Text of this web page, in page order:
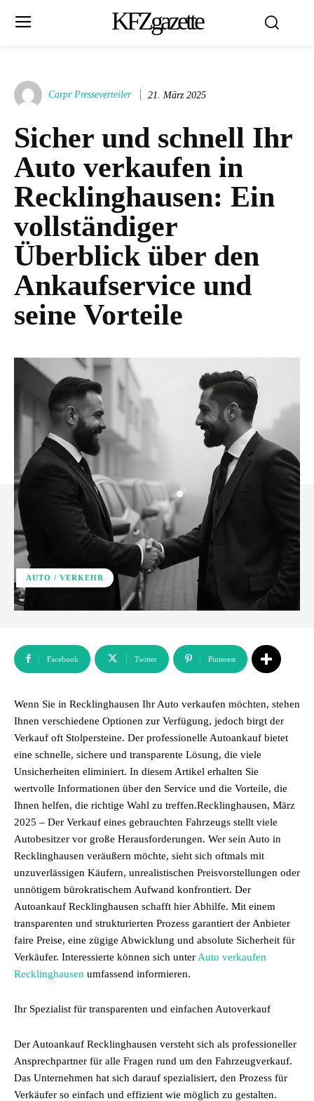
KFZgazette
Carpr Presseverteiler 21. März 2025
Sicher und schnell Ihr
Auto verkaufen in
Recklinghausen: Ein
vollständiger
Überblick über den
Ankaufservice und
seine Vorteile
AUTO / VERKEHR
Facebook Twitter Pinterest
Wenn Sie in Recklinghausen Ihr Auto verkaufen möchten, stehen
Ihnen verschiedene Optionen zur Verfügung, jedoch birgt der
Verkauf oft Stolpersteine. Der professionelle Autoankauf bietet
eine schnelle, sichere und transparente Lösung, die viele
Unsicherheiten eliminiert. In diesem Artikel erhalten Sie
wertvolle Informationen über den Service und die Vorteile, die
Ihnen helfen, die richtige Wahl zu treffen.Recklinghausen, März
2025 – Der Verkauf eines gebrauchten Fahrzeugs stellt viele
Autobesitzer vor große Herausforderungen. Wer sein Auto in
Recklinghausen veräußern möchte, sieht sich oftmals mit
unzuverlässigen Käufern, unrealistischen Preisvorstellungen oder
unnötigem bürokratischem Aufwand konfrontiert. Der
Autoankauf Recklinghausen schafft hier Abhilfe. Mit einem
transparenten und strukturierten Prozess garantiert der Anbieter
faire Preise, eine zügige Abwicklung und absolute Sicherheit für
Verkäufer. Interessierte können sich unter Auto verkaufen
Recklinghausen umfassend informieren.
Ihr Spezialist für transparenten und einfachen Autoverkauf
Der Autoankauf Recklinghausen versteht sich als professioneller
Ansprechpartner für alle Fragen rund um den Fahrzeugverkauf.
Das Unternehmen hat sich darauf spezialisiert, den Prozess für
Verkäufer so einfach und effizient wie möglich zu gestalten.